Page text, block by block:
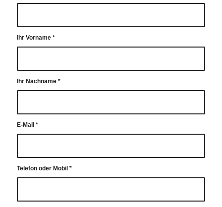
Ihr Vorname *
Ihr Nachname *
E-Mail *
Telefon oder Mobil *